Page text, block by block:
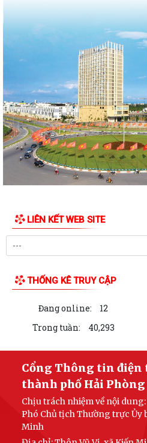
LIÊN KẾT WEB SITE
THỐNG KÊ TRUY CẬP
Đang online: 12
Trong tuần:
40,293
Cổng Thông tin điện
thành phố Hải Phòng
Chịu trách nhiệm về nội
Phó Chủ tịch Thường trực Ủy
Minh